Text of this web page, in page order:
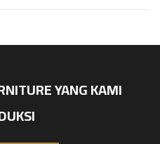
YANG KAMI